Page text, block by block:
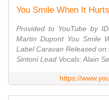
You Smile When It Hurts
Provided to YouTube by
Martin Dupont You Smile
Label Caravan Released
Sintoni Lead Vocals: Alain
https://